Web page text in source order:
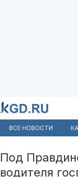
ВСЕ НОВОСТИ
Под
водителя